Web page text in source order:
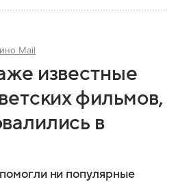
Mail
известные
фильмов,
в
ни популярные